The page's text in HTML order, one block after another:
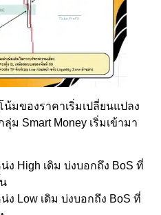
มของราคาเริ่มเปลี่ยนแปลง
ม Smart Money เริ่มเข้ามา
High เดิม บ่งบอกถึง BoS ที่
Low เดิม บ่งบอกถึง BoS ที่